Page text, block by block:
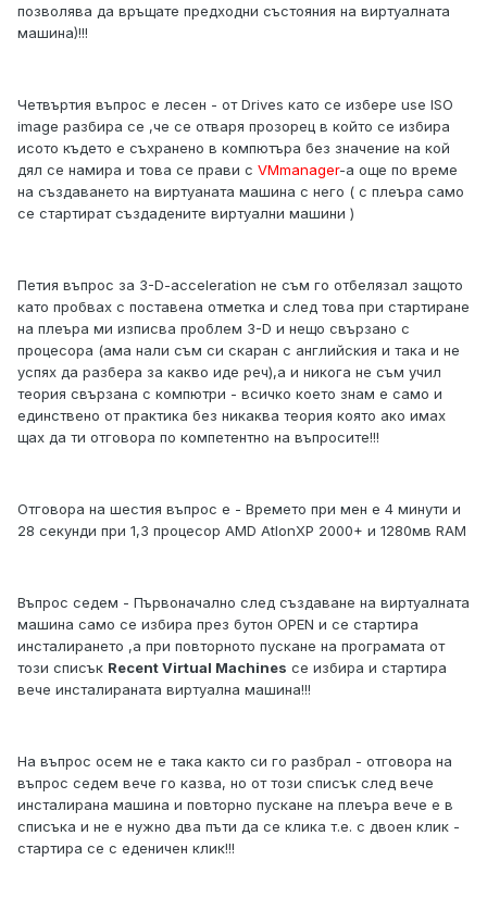
позволява да връщате предходни състояния на виртуалната
машина)!!!
Четвъртия въпрос е лесен - от Drives като се избере use ISO
image разбира се ,че се отваря прозорец в който се избира
исото където е съхранено в компютъра без значение на кой
дял се намира и това се прави с VMmanager-а още по време
на създаването на виртуаната машина с него ( с плеъра само
се стартират създадените виртуални машини )
Петия въпрос за 3-D-acceleration не съм го отбелязал защото
като пробвах с поставена отметка и след това при стартиране
на плеъра ми изписва проблем 3-D и нещо свързано с
процесора (ама нали съм си скаран с английския и така и не
успях да разбера за какво иде реч),а и никога не съм учил
теория свързана с компютри - всичко което знам е само и
единствено от практика без никаква теория която ако имах
щах да ти отговора по компетентно на въпросите!!!
Отговора на шестия въпрос е - Времето при мен е 4 минути и
28 секунди при 1,3 процесор AMD AtlonXP 2000+ и 1280мв RAM
Въпрос седем - Първоначално след създаване на виртуалната
машина само се избира през бутон OPEN и се стартира
инсталирането ,а при повторното пускане на програмата от
този списък Recent Virtual Machines се избира и стартира
вече инсталираната виртуална машина!!!
На въпрос осем не е така както си го разбрал - отговора на
въпрос седем вече го казва, но от този списък след вече
инсталирана машина и повторно пускане на плеъра вече е в
списъка и не е нужно два пъти да се клика т.е. с двоен клик -
стартира се с еденичен клик!!!